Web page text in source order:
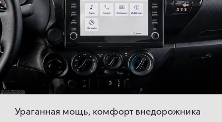
Ураганная мощь, комфорт внедорожника